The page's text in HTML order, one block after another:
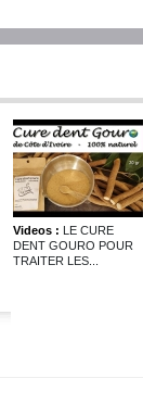
Videos : LE CURE
DENT GOURO POUR
TRAITER LES...